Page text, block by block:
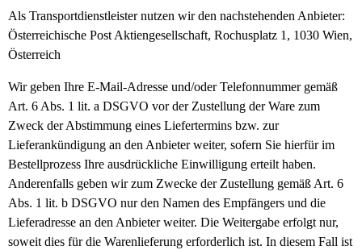
Als Transportdienstleister nutzen wir den nachstehenden Anbieter:
Österreichische Post Aktiengesellschaft, Rochusplatz 1, 1030 Wien,
Österreich
Wir geben Ihre E-Mail-Adresse und/oder Telefonnummer gemäß
Art. 6 Abs. 1 lit. a DSGVO vor der Zustellung der Ware zum
Zweck der Abstimmung eines Liefertermins bzw. zur
Lieferankündigung an den Anbieter weiter, sofern Sie hierfür im
Bestellprozess Ihre ausdrückliche Einwilligung erteilt haben.
Anderenfalls geben wir zum Zwecke der Zustellung gemäß Art. 6
Abs. 1 lit. b DSGVO nur den Namen des Empfängers und die
Lieferadresse an den Anbieter weiter. Die Weitergabe erfolgt nur,
soweit dies für die Warenlieferung erforderlich ist. In diesem Fall ist